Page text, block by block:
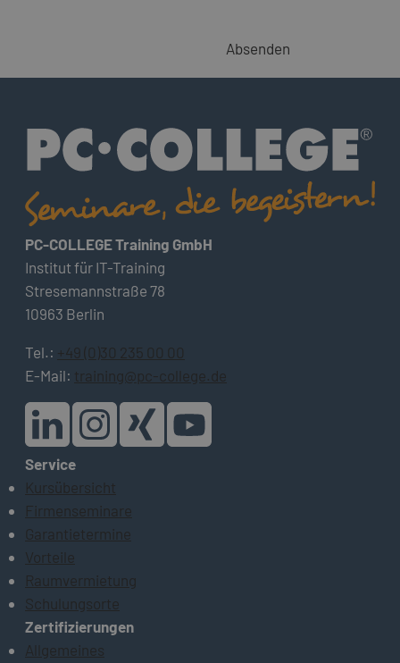
Absenden
PC-COLLEGE Training GmbH
Institut für IT-Training
Stresemannstraße 78
10963 Berlin
Tel.: +49 (0)30 235 00 00
E-Mail: training@pc-college.de
Service
Kursübersicht
Firmenseminare
Garantietermine
Vorteile
Raumvermietung
Schulungsorte
Zertifizierungen
Allgemeines